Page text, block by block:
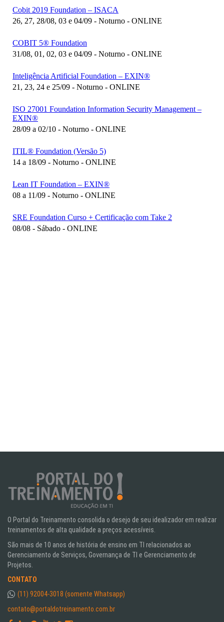
O Portal do Treinamento consolida o desejo de seu idealizador em realizar
treinamentos de alta qualidade a preços acessíveis.
São mais de 10 anos de história de ensino em TI relacionados ao
Gerenciamento de Serviços, Governança de TI e Gerenciamento de
Projetos.
CONTATO
(11) 92004-3018 (somente Whatsapp)
contato@portaldotreinamento.com.br